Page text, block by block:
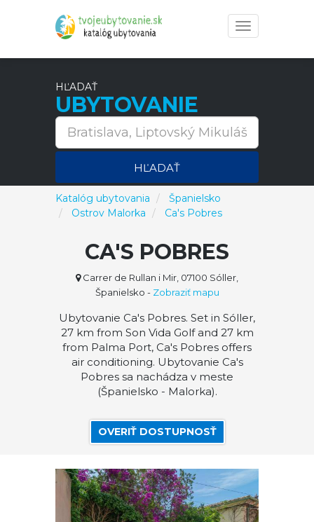
Toggle
navigation
HĽADAŤ
UBYTOVANIE
HĽADAŤ
Katalóg ubytovania
Španielsko
Ostrov Malorka
Ca's Pobres
CA'S POBRES
Carrer de Rullan i Mir, 07100 Sóller,
Španielsko - Zobraziť mapu
Ubytovanie Ca's Pobres. Set in Sóller,
27 km from Son Vida Golf and 27 km
from Palma Port, Ca's Pobres offers
air conditioning. Ubytovanie Ca's
Pobres sa nachádza v meste
(Španielsko - Malorka).
OVERIŤ DOSTUPNOSŤ